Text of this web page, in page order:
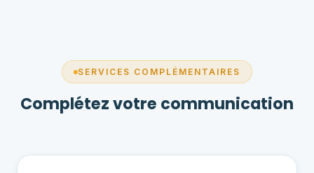
SERVICES COMPLÉMENTAIRES
Complétez votre communication